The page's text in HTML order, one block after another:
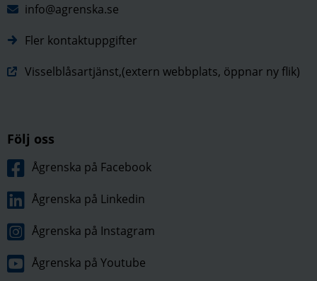
info@agrenska.se
Fler kontaktuppgifter
Visselblåsartjänst,(extern webbplats, öppnar ny flik)
Följ oss
Ågrenska på Facebook
Ågrenska på Linkedin
Ågrenska på Instagram
Ågrenska på Youtube